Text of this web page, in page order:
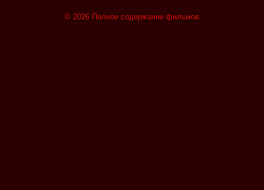
© 2026 Полное содержание фильмов